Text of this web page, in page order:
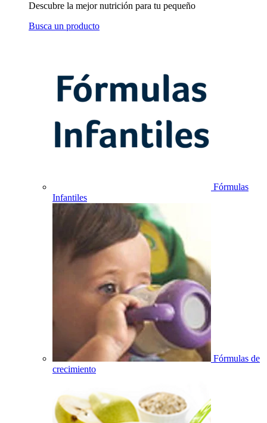
Descubre la mejor nutrición para tu pequeño
Busca un producto
Fórmulas
Infantiles
Fórmulas de
crecimiento